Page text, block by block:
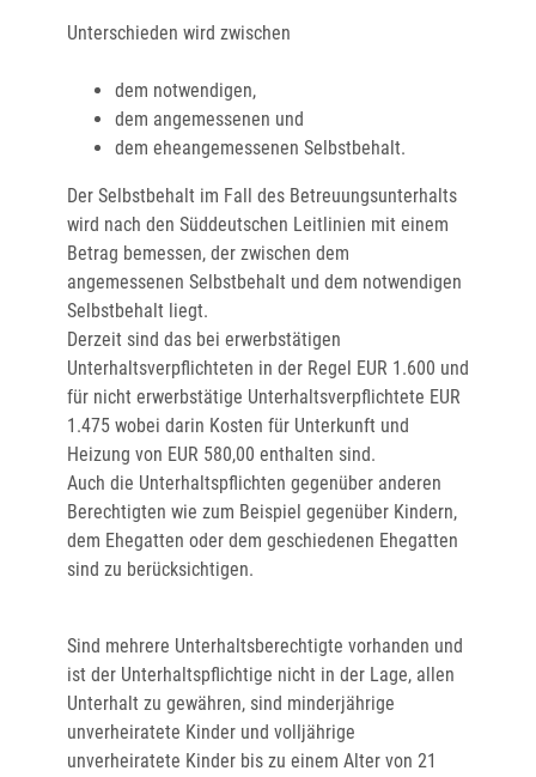
Unterschieden wird zwischen
dem notwendigen,
dem angemessenen und
dem eheangemessenen Selbstbehalt.
Der Selbstbehalt im Fall des Betreuungsunterhalts
wird nach den Süddeutschen Leitlinien mit einem
Betrag bemessen, der zwischen dem
angemessenen Selbstbehalt und dem notwendigen
Selbstbehalt liegt.
Derzeit sind das bei erwerbstätigen
Unterhaltsverpflichteten in der Regel EUR 1.600 und
für nicht erwerbstätige Unterhaltsverpflichtete EUR
1.475 wobei darin Kosten für Unterkunft und
Heizung von EUR 580,00 enthalten sind.
Auch die Unterhaltspflichten gegenüber anderen
Berechtigten wie zum Beispiel gegenüber Kindern,
dem Ehegatten oder dem geschiedenen Ehegatten
sind zu berücksichtigen.
Sind mehrere Unterhaltsberechtigte vorhanden und
ist der Unterhaltspflichtige nicht in der Lage, allen
Unterhalt zu gewähren, sind minderjährige
unverheiratete Kinder und volljährige
unverheiratete Kinder bis zu einem Alter von 21